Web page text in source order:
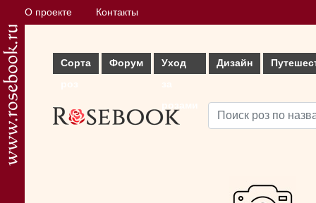
О проекте Контакты
Сорта
Форум
Уход
Дизайн